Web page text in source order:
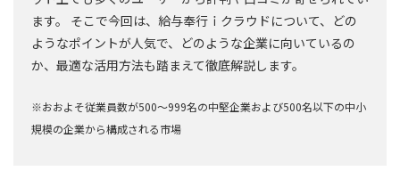
ます。 そこで今回は、給与奉行ｉクラウドについて、どの
ようなポイントが人気で、どのような企業に向いているの
か、最適な活用方法も踏まえて徹底解説します。
※おおよそ従業員数が500〜999名の中堅企業および500名以下の中小
規模の企業から構成される市場